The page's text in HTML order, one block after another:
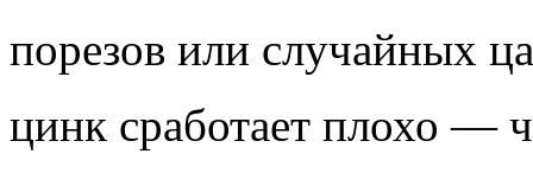
порезов или случайных
цинк сработает плохо —